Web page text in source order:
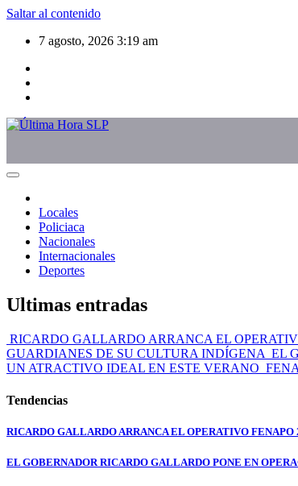
Saltar al contenido
7 agosto, 2026 3:19 am
Locales
Policiaca
Nacionales
Internacionales
Deportes
Ultimas entradas
RICARDO GALLARDO ARRANCA EL
GUARDIANES DE SU CULTURA INDÍGENA EL
UN ATRACTIVO IDEAL EN ESTE VERANO
Tendencias
RICARDO GALLARDO ARRANCA EL OPERATIVO
EL GOBERNADOR RICARDO GALLARDO PONE EN